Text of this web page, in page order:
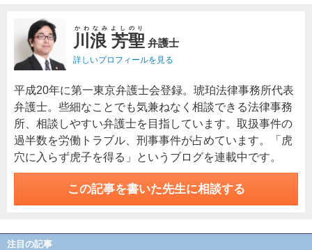
川浪 芳聖
かわなみよしのり
弁護士
詳しいプロフィールを見る
平成20年に第一東京弁護士会登録。琥珀法律事務所代表
弁護士。些細なことでも気兼ねなく相談できる法律事務
所、相談しやすい弁護士を目指しています。取扱事件の
過半数を労働トラブル、刑事事件が占めています。「虎
穴に入らず虎子を得る」というブログを連載中です。
この記事を書いた先生に相談する
注目の記事